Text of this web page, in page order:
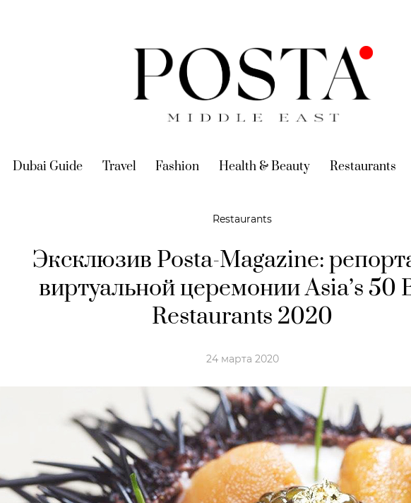
(current)
Dubai Guide (current)
Travel (current)
Fashion (current)
Health & Beauty (current)
Restaurants
Restaurants
Эксклюзив Posta-Magazine:
виртуальной церемонии Asia’s 50
Restaurants 2020
24 марта 2020